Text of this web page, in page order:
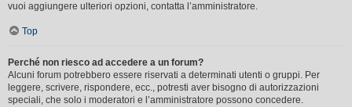
vuoi aggiungere ulteriori opzioni, contatta l’amministratore.
Top
Perché non riesco ad accedere a un forum?
Alcuni forum potrebbero essere riservati a determinati utenti o gruppi. Per
leggere, scrivere, rispondere, ecc., potresti aver bisogno di autorizzazioni
speciali, che solo i moderatori e l’amministratore possono concedere.